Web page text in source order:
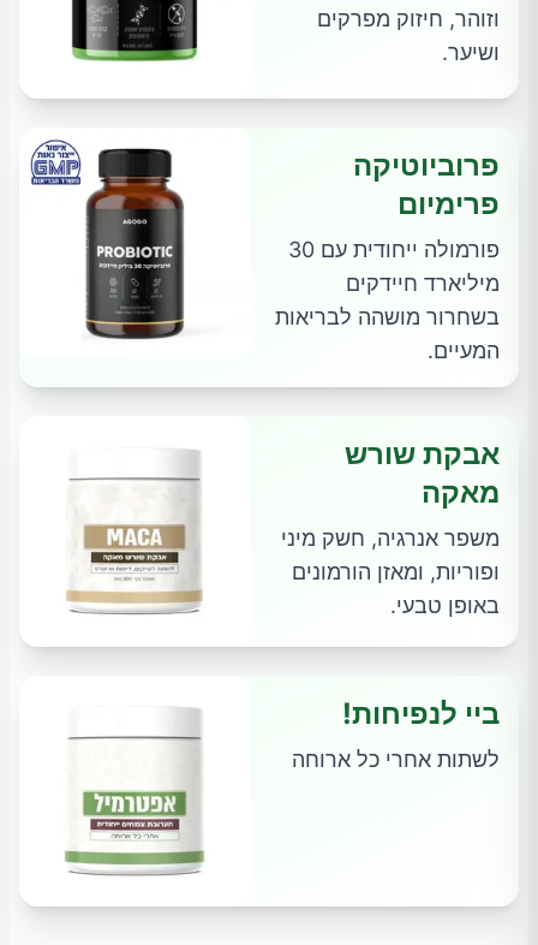
וזוהר, חיזוק מפרקים
ושיער.
פרוביוטיקה
פרימיום
פורמולה ייחודית עם 30
מיליארד חיידקים
בשחרור מושהה לבריאות
המעיים.
אבקת שורש
מאקה
משפר אנרגיה, חשק מיני
ופוריות, ומאזן הורמונים
באופן טבעי.
ביי לנפיחות!
לשתות אחרי כל ארוחה